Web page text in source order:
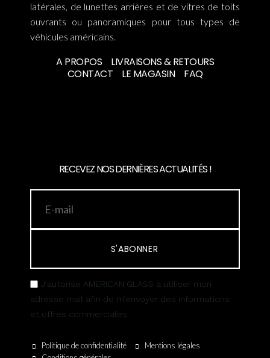
latérales, de lunettes arrières et de vitres de toits
ouvrants ou panoramiques pour tous types de
véhicules américains.
A PROPOS
LIVRAISONS & RETOURS
CONTACT
LE MAGASIN FAQ
RECEVEZ NOS DERNIÈRES ACTUALITÉS !
S'ABONNER
J’autorise AMERICAN GLASS à utiliser mon
adresse mail afin de m’envoyer des informations
et offres commerciales
Politique de confidentialité
Mentions légales